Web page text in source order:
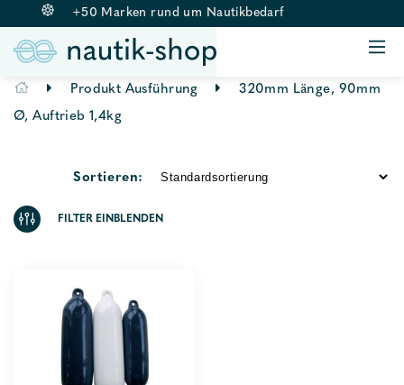
Springe
zum
+50 Marken rund um Nautikbedarf
ANKERN & BELEGEN
BOJE & FENDER
RETTUNGSWESTEN
BEKLEIDUNG
ZUBEHÖR
Produkt Ausführung
320mm Länge, 90mm
Ø, Auftrieb 1,4kg
FILTER EINBLENDEN
Sortieren: